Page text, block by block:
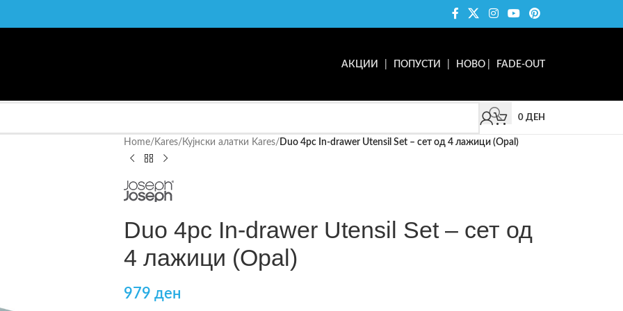
АКЦИИ ПОПУСТИ НОВО FADE-OUT
0 ДЕН
Home/ Kares/ Кујнски алатки Kares/ Duo 4pc In-drawer Utensil Set – сет од 4 лажици (Opal)
Duo 4pc In-drawer Utensil Set – сет од
4 лажици (Opal)
979 ден